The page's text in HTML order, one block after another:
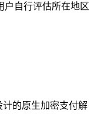
户自行评估所在地区
计的原生加密支付解